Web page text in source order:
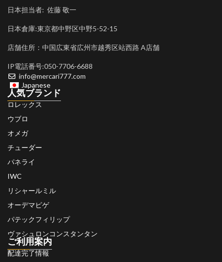
日本担当者: 佐藤 敬一
日本倉庫:東京都中野区中野5-52-15
店舗住所：中国広東省広州市越秀区站西路 A店舗
IP電話番号:050-7706-6688
info@mercari777.com
Japanese
人気ブランド
ロレックス
ウブロ
オメガ
チューダー
パネライ
IWC
リシャールミル
オーデマピゲ
パテックフィリップ
ヴァシュロンコンスタンタン
ご利用案内
配達完了情報